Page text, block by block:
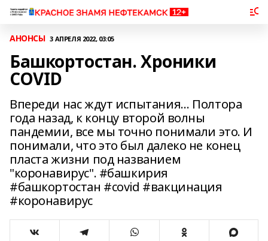
АНОНСЫ 3 АПРЕЛЯ 2022, 03:05
Башкортостан. Хроники
COVID
Впереди нас ждут испытания… Полтора
года назад, к концу второй волны
пандемии, все мы точно понимали это. И
понимали, что это был далеко не конец
пласта жизни под названием
"коронавирус". #башкирия
#башкортостан #covid #вакцинация
#коронавирус